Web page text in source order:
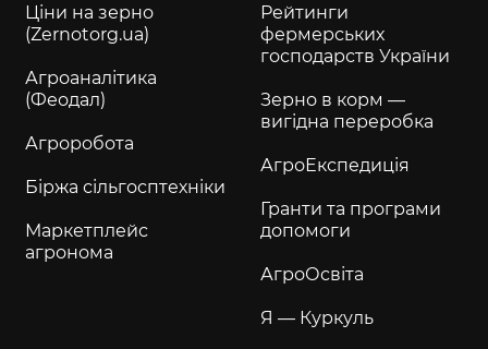
Ціни на зерно
(Zernotorg.ua)
Агроаналітика
(Феодал)
Агроробота
Біржа сільгосптехніки
Маркетплейс
агронома
Рейтинги
фермерських
господарств України
Зерно в корм —
вигідна переробка
АгроЕкспедиція
Гранти та програми
допомоги
АгроОсвіта
Я — Куркуль